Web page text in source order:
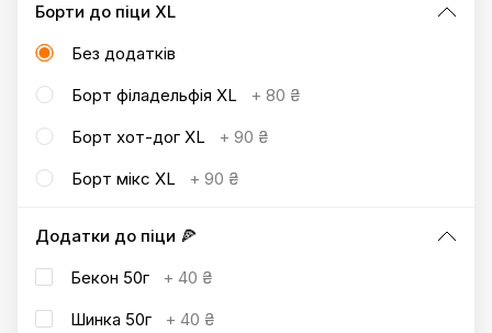
Борти до піци XL
Без додатків
Борт філадельфія XL
+ 80 ₴
Борт хот-дог XL
+ 90 ₴
Борт мікс XL
+ 90 ₴
Додатки до піци 🍕
Бекон 50г
+ 40 ₴
Шинка 50г
+ 40 ₴